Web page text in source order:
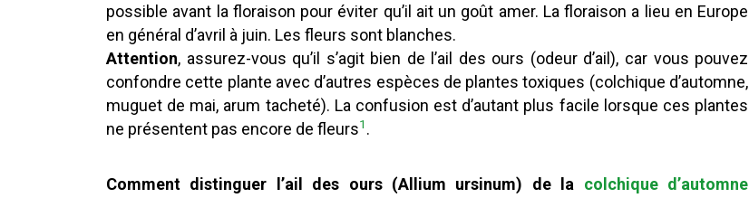
possible avant la floraison pour éviter qu’il ait un goût amer. La floraison a lieu en Europe
en général d’avril à juin. Les fleurs sont blanches.
Attention, assurez-vous qu’il s’agit bien de l’ail des ours (odeur d’ail), car vous pouvez
confondre cette plante avec d’autres espèces de plantes toxiques (colchique d’automne,
muguet de mai, arum tacheté). La confusion est d’autant plus facile lorsque ces plantes
ne présentent pas encore de fleurs1 .
Comment distinguer l’ail des ours (Allium ursinum) de la colchique d’automne